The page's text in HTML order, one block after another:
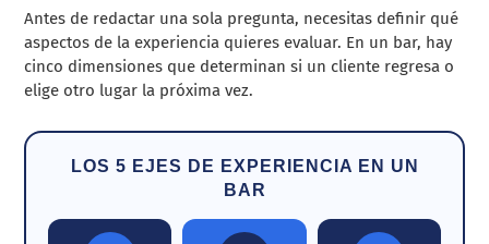
Antes de redactar una sola pregunta, necesitas definir qué
aspectos de la experiencia quieres evaluar. En un bar, hay
cinco dimensiones que determinan si un cliente regresa o
elige otro lugar la próxima vez.
LOS 5 EJES DE EXPERIENCIA EN UN
BAR